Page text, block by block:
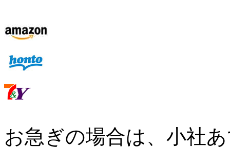
お急ぎの場合は、小社